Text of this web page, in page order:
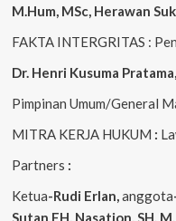
M.Hum, MSc, Herawan
FAKTA INTERGRITAS :
Dr. Henri Kusuma
Pimpinan Umum/General
MITRA KERJA HUKUM :
Partners :
Ketua-Rudi Erlan,anggota
Sutan FH, Nasation , SH. M.